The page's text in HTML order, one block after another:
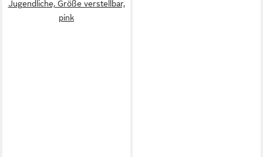
Jugendliche, Größe verstellbar,
pink